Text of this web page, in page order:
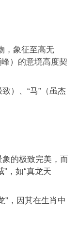
，象征至高无
峰）的意境高度契
）、“马”（虽杰
象的极致完美，而
”，如“真龙天
”，因其在生肖中